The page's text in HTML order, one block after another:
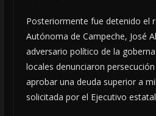
Posteriormente fue detenido el
Autónoma de Campeche, José
adversario político de la
locales denunciaron
aprobar una deuda superior a
solicitada por el Ejecutivo